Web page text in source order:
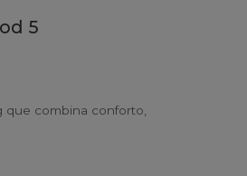
5
que combina conforto,